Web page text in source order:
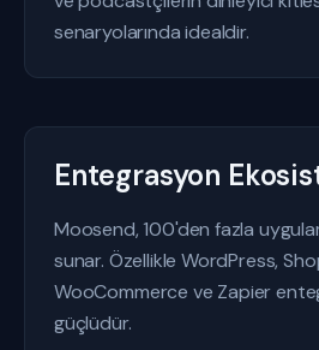
senaryolarında idealdir.
Entegrasyon
Moosend, 100'den fazla
sunar. Özellikle WordPress,
WooCommerce ve Zapier
güçlüdür.